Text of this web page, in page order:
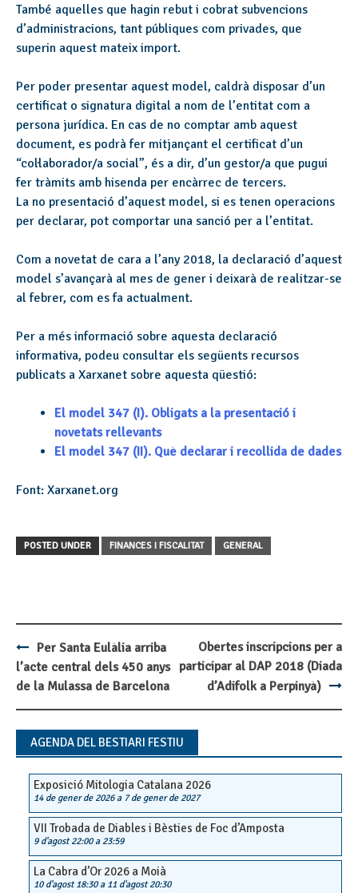
També aquelles que hagin rebut i cobrat subvencions
d’administracions, tant públiques com privades, que
superin aquest mateix import.
Per poder presentar aquest model, caldrà disposar d’un
certificat o signatura digital a nom de l’entitat com a
persona jurídica. En cas de no comptar amb aquest
document, es podrà fer mitjançant el certificat d’un
“col·laborador/a social”, és a dir, d’un gestor/a que pugui
fer tràmits amb hisenda per encàrrec de tercers.
La no presentació d’aquest model, si es tenen operacions
per declarar, pot comportar una sanció per a l’entitat.
Com a novetat de cara a l’any 2018, la declaració d’aquest
model s’avançarà al mes de gener i deixarà de realitzar-se
al febrer, com es fa actualment.
Per a més informació sobre aquesta declaració
informativa, podeu consultar els següents recursos
publicats a Xarxanet sobre aquesta qüestió:
El model 347 (I). Obligats a la presentació i
novetats rellevants
El model 347 (II). Què declarar i recollida de dades
Font: Xarxanet.org
POSTED UNDER FINANCES I FISCALITAT GENERAL
Post
navigation
Per Santa Eulàlia arriba
l’acte central dels 450 anys
de la Mulassa de Barcelona
Obertes inscripcions per a
participar al DAP 2018 (Diada
d’Adifolk a Perpinyà)
AGENDA DEL BESTIARI FESTIU
Exposició Mitologia Catalana 2026
14 de gener de 2026a 7 de gener de 2027
VII Trobada de Diables i Bèsties de Foc d’Amposta
9 d'agost 22:00a 23:59
La Cabra d’Or 2026 a Moià
10 d'agost 18:30a 11 d'agost 20:30